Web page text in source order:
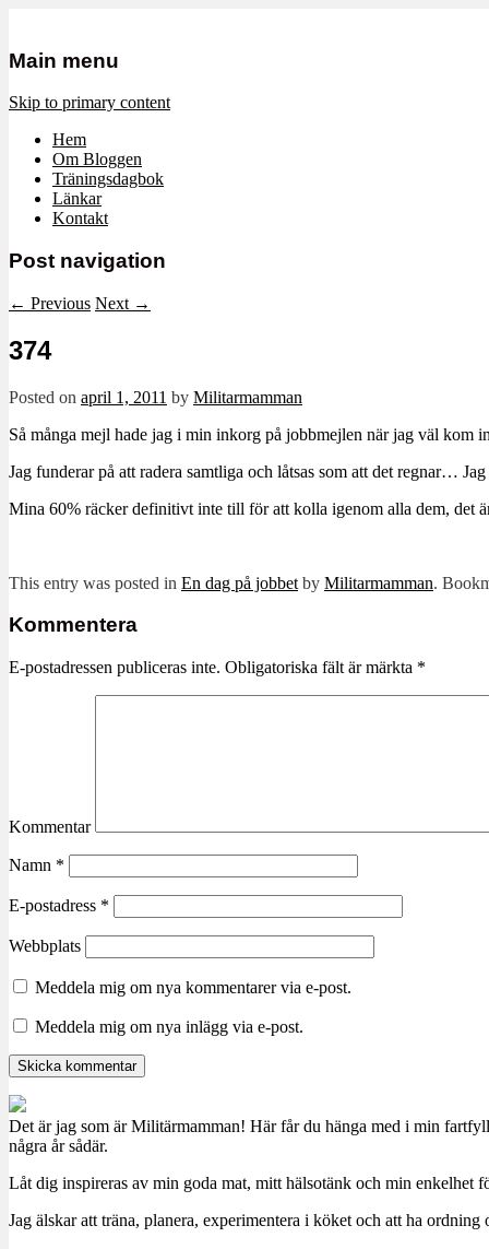
Militärmamman
Mamma, militär och märkbart
Main menu
Skip to primary content
Hem
Om Bloggen
Träningsdagbok
Länkar
Kontakt
Post navigation
← Previous Next →
374
Posted on april 1, 2011 by Militarmamman
Så många mejl hade jag i min inkorg på jobbmejlen när jag väl kom
Jag funderar på att radera samtliga och låtsas som att det regnar…
Mina 60% räcker definitivt inte till för att kolla igenom alla dem, det
This entry was posted in En dag på jobbet by Militarmamman.
Kommentera
E-postadressen publiceras inte. Obligatoriska fält är märkta *
Kommentar
Namn *
E-postadress *
Webbplats
Meddela mig om nya kommentarer via e-post.
Meddela mig om nya inlägg via e-post.
Det är jag som är Militärmamman! Här får du hänga med i min
några år sådär.
Låt dig inspireras av min goda mat, mitt hälsotänk och min enkelhet
Jag älskar att träna, planera, experimentera i köket och att ha